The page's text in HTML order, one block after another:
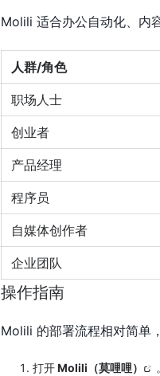
Molili 适合办公自动化、内
人群/角色
职场人士
创业者
产品经理
程序员
自媒体创作者
企业团队
操作指南
Molili 的部署流程相对简单
打开Molili（莫哩哩）
。